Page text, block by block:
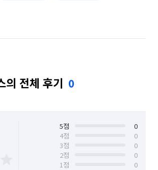
의 전체 후기 0
5점
0
4점
0
3점
0
2점
0
1점
0